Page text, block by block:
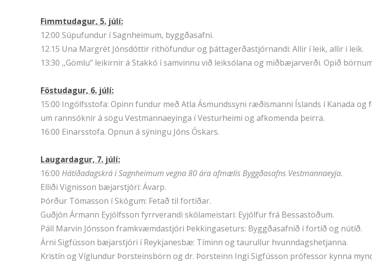
Fimmtudagur, 5. júlí:
12:00 Súpufundur í Sagnheimum, byggðasafni.
12.15 Una Margrét Jónsdóttir rithöfundur og þáttagerðastjórnandi: Allir í leik, allir í leik.
13:30 ,,Gömlu” leikirnir á Stakkó í samvinnu við leiksólana og miðbæjarverði. Opið
Föstudagur, 6. júlí:
15:00 Ingólfsstofa: Opinn fundur með Atla Ásmundssyni ræðismanni Íslands í Kanada og
um rannsóknir á sögu Vestmannaeyinga í Vesturheimi og afkomenda þeirra.
16:00 Einarsstofa. Opnun á sýningu Jóns Óskars.
Laugardagur, 7. júlí:
16:00 Hátíðadagskrá í Sagnheimum vegna 80 ára afmælis Byggðasafns Vestmannaeyja.
Elliði Vignisson bæjarstjóri: Ávarp.
Þórður Tómasson í Skógum: Fetað til fortíðar.
Guðjón Ármann Eyjólfsson fyrrverandi skólameistari: Eyjólfur frá Bessastöðum.
Páll Marvin Jónsson framkvæmdastjóri Þekkingaseturs: Byggðasafnið í fortíð og nútíð.
Árni Sigfússon bæjarstjóri í Reykjanesbæ: Tíminn og taurullur hvunndagshetjanna.
Kristín og Víglundur Þorsteinsbörn og dr. Þorsteinn Ingi Sigfússon prófessor kynna